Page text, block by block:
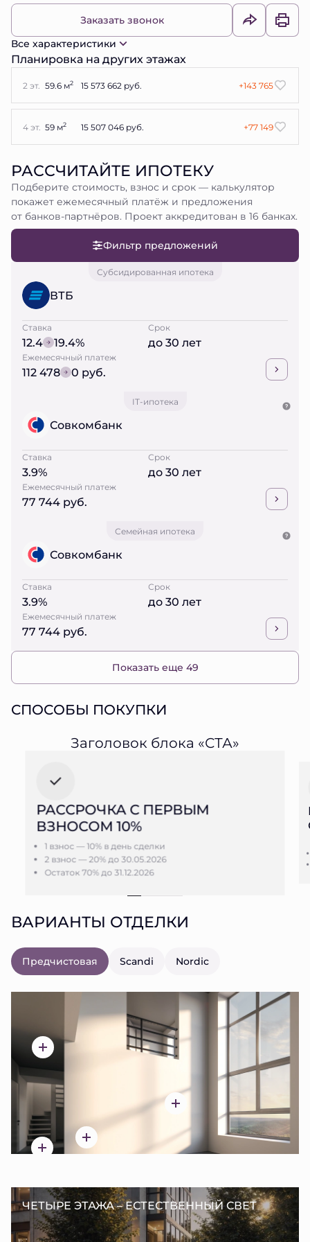
Заказать звонок
Все характеристики
Планировка на других этажах
2 эт. 59.6 м2 15 573 662 руб. +143 765
4 эт. 59 м2 15 507 046 руб. +77 149
РАССЧИТАЙТЕ ИПОТЕКУ
Подберите стоимость, взнос и срок — калькулятор
покажет ежемесячный платёж и предложения
от банков-партнёров. Проект аккредитован в 16 банках.
Фильтр предложений
Субсидированная ипотека
ВТБ
Ставка
12.4 19.4%
Срок
до 30 лет
Ежемесячный платеж
112 478 0 руб.
IT-ипотека
Совкомбанк
Ставка
3.9%
Срок
до 30 лет
Ежемесячный платеж
77 744 руб.
Семейная ипотека
Совкомбанк
Ставка
3.9%
Срок
до 30 лет
Ежемесячный платеж
77 744 руб.
Показать еще 49
СПОСОБЫ ПОКУПКИ
Заголовок блока «СТА»
РАССРОЧКА С ПЕРВЫМ
ВЗНОСОМ 10%
1 взнос — 10% в день сделки
2 взнос — 20% до 30.05.2026
Остаток 70% до 31.12.2026
ВАРИАНТЫ ОТДЕЛКИ
Предчистовая Scandi Nordic
ЧЕТЫРЕ ЭТАЖА – ЕСТЕСТВЕННЫЙ СВЕТ